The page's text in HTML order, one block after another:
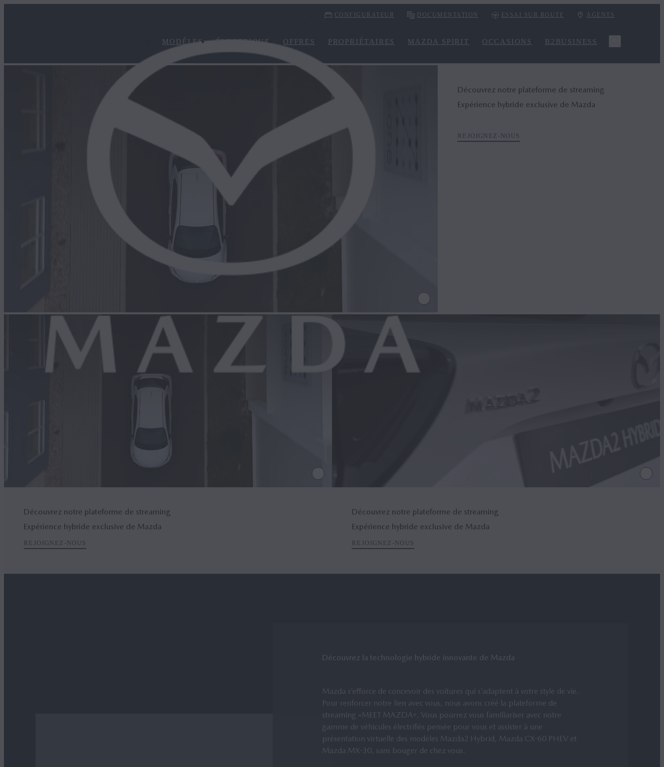
CONFIGURATEUR DOCUMENTATION ESSAI SUR ROUTE AGENTS
MODÈLES ÉLECTRIQUE OFFRES PROPRIÉTAIRES MAZDA SPIRIT OCCASIONS B2BUSINESS
Découvrez notre plateforme de streaming
Expérience hybride exclusive de Mazda
REJOIGNEZ-NOUS
Découvrez notre plateforme de streaming
Expérience hybride exclusive de Mazda
REJOIGNEZ-NOUS
Découvrez notre plateforme de streaming
Expérience hybride exclusive de Mazda
REJOIGNEZ-NOUS
Découvrez la technologie hybride innovante de Mazda
Mazda s’efforce de concevoir des voitures qui s’adaptent à votre style de vie.
Pour renforcer notre lien avec vous, nous avons créé la plateforme de
streaming «MEET MAZDA». Vous pourrez vous familiariser avec notre
gamme de véhicules électrifiés pensée pour vous et assister à une
présentation virtuelle des modèles Mazda2 Hybrid, Mazda CX-60 PHEV et
Mazda MX-30, sans bouger de chez vous.